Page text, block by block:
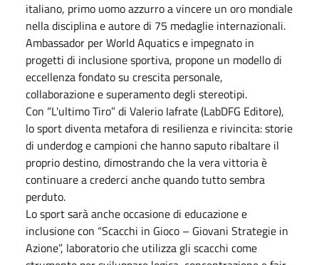
italiano, primo uomo azzurro a vincere un oro mondiale
nella disciplina e autore di 75 medaglie internazionali.
Ambassador per World Aquatics e impegnato in
progetti di inclusione sportiva, propone un modello di
eccellenza fondato su crescita personale,
collaborazione e superamento degli stereotipi.
Con “L'ultimo Tiro” di Valerio Iafrate (LabDFG Editore),
lo sport diventa metafora di resilienza e rivincita: storie
di underdog e campioni che hanno saputo ribaltare il
proprio destino, dimostrando che la vera vittoria è
continuare a crederci anche quando tutto sembra
perduto.
Lo sport sarà anche occasione di educazione e
inclusione con “Scacchi in Gioco – Giovani Strategie in
Azione”, laboratorio che utilizza gli scacchi come